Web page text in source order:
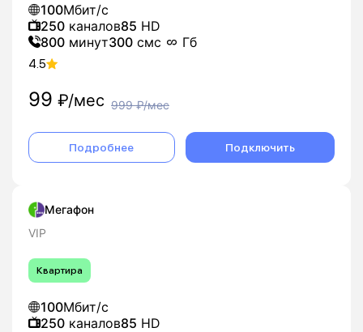
100Мбит/с
250 каналов85 HD
800 минут300 смс Гб
4.5
99 ₽/мес 999₽/мес
Подробнее Подключить
Мегафон
VIP
Квартира
100Мбит/с
250 каналов85 HD